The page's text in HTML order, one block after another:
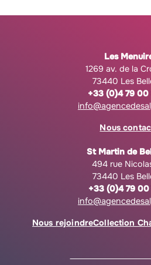
Les
1269 av. de la
73440 Les
+33 (0)4 79 00
Nous
St Martin de
494 rue
73440 Les
+33 (0)4 79 00
Nous rejoindreCollection